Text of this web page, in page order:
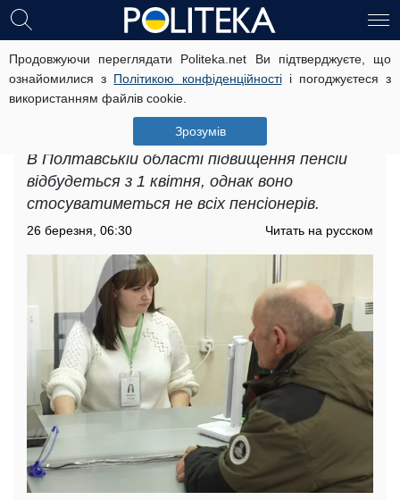
Продовжуючи переглядати Politeka.net Ви підтверджуєте, що
ознайомилися з Політикою конфіденційностіі погоджуєтеся з
використанням файлів cookie.
Зрозумів
Підвищення пенсій в Полтавській
області: з 1 квітня багатьом
українцям збільшать виплати, в
ПФУ розкрили деталі
В Полтавській області підвищення пенсій
відбудеться з 1 квітня, однак воно
стосуватиметься не всіх пенсіонерів.
26 березня, 06:30 Читать на русском